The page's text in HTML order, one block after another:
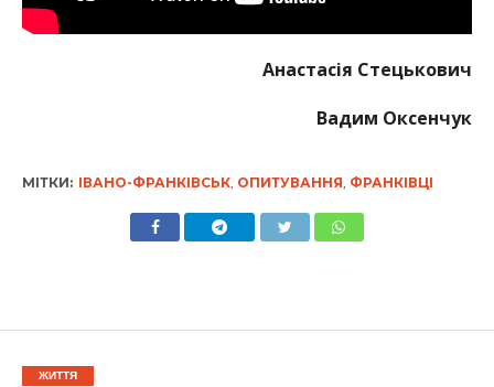
Анастасія Стецькович
Вадим Оксенчук
МІТКИ: ІВАНО-ФРАНКІВСЬК, ОПИТУВАННЯ ФРАНКІВЦІ
ЖИТТЯ